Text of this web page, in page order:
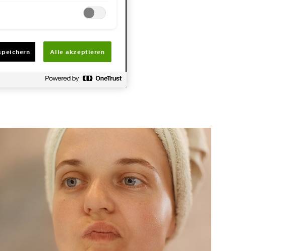
Teint
Pflege entgegenwirken
Alle akzeptieren